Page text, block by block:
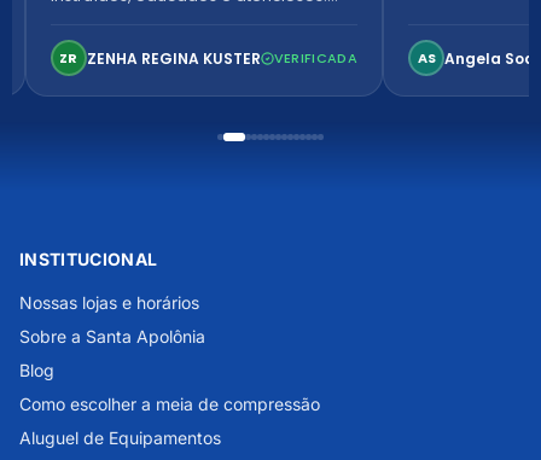
confortável. Perfeito!
ZR ZENHA REGINA KUSTER VERIFICADA AS Angela
INSTITUCIONAL
Nossas lojas e horários
Sobre a Santa Apolônia
Blog
Como escolher a meia de compressão
Aluguel de Equipamentos